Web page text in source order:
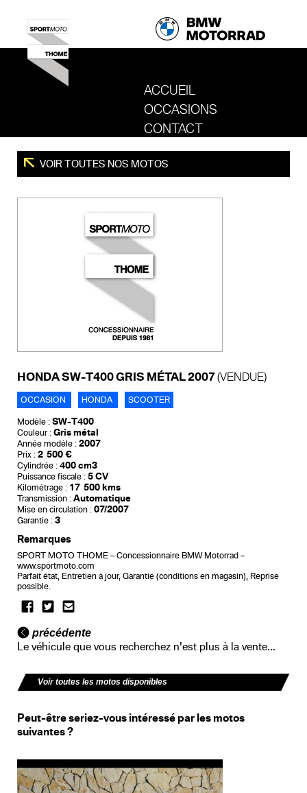
ACCUEIL
REVENIR AU SITE DE SPORT MOTO
OCCASIONS
CONTACT
VOIR TOUTES NOS MOTOS
HONDA SW-T400 GRIS MÉTAL 2007(VENDUE)
OCCASION HONDA SCOOTER
Modèle : SW-T400
Couleur : Gris métal
Année modèle : 2007
Prix : 2 500 €
Cylindrée : 400 cm3
Puissance fiscale : 5 CV
Kilométrage : 17 500 kms
Transmission : Automatique
Mise en circulation : 07/2007
Garantie : 3
Remarques
SPORT MOTO THOME – Concessionnaire BMW Motorrad –
www.sportmoto.com
Parfait état, Entretien à jour, Garantie (conditions en magasin), Reprise
possible.
précédente
Le véhicule que vous recherchez n'est plus à la vente...
Voir toutes les motos disponibles
Peut-être seriez-vous intéressé par les motos
suivantes ?